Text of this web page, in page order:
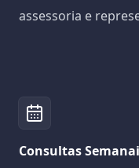
assessoria e
Consultas